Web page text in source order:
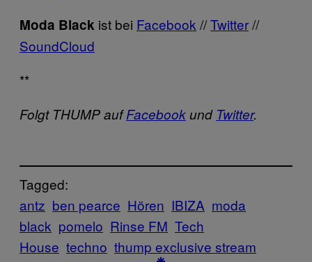
Moda Black ist bei Facebook //Twitter//
SoundCloud
**
Folgt THUMP aufFacebookund Twitter.
Tagged:
antz ben pearce Hören IBIZA moda
black pomelo Rinse FM Tech
House techno thump exclusive stream